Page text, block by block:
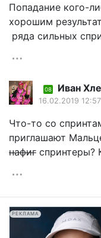
Попадание кого-
хорошим
ряда сильных
08 Иван
16.02.2019 12:57
Что-то со
приглашают
нафиг спринтеры?
РЕКЛАМА